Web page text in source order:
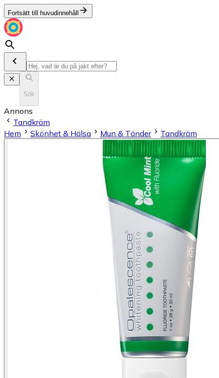
Fortsätt till huvudinnehåll
Sök
Annons
Tandkräm
Hem
Skönhet & Hälsa Mun & Tänder Tandkräm